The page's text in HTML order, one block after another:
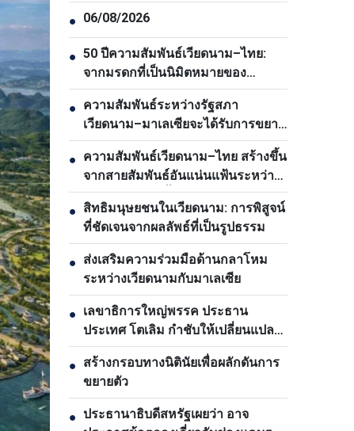
● 06/08/2026
● 50 ปีความสัมพันธ์เวียดนาม–ไทย:
จากมรดกที่เป็นนิมิตหมายของ
ประธานโฮจิมินห์สู่ตวามเป็นหุ้นส่วน
ยุทธศาสตร์รอบด้าน
● ความสัมพันธ์ระหว่างรัฐสภา
เวียดนาม–มาเลเซียจะได้รับการขยาย
อย่างต่อเนื่อง
● ความสัมพันธ์เวียดนาม–ไทย สร้างขึ้น
จากสายสัมพันธ์อันแน่นแฟ้นระหว่าง
ประชาชนของทั้งสองประเทศ
● สิทธิมนุษยชนในเวียดนาม: การพิสูจน์
ที่ชัดเจนจากผลลัพธ์ที่เป็นรูปธรรม
● ส่งเสริมความร่วมมือด้านกลาโหม
ระหว่างเวียดนามกับมาเลเซีย
● เลขาธิการใหญ่พรรค ประธาน
ประเทศ โตเลิม กำชับให้เปลี่ยนแปลง
งานด้านการวางแผนและพัฒนา
โครงสร้างพื้นฐาน
● สร้างกรอบทางนิตินัยเพื่อผลักดันการ
ขยายตัว
● ประธานาธิบดีสหรัฐเผยว่า อาจ